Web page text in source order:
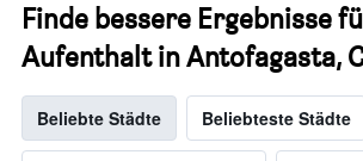
Finde bessere Ergebnisse
Aufenthalt in Antofagasta,
Beliebte Städte Beliebteste Städte